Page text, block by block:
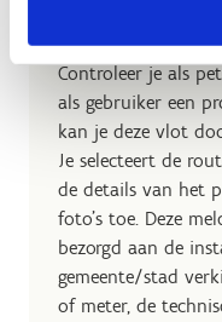
Controleer je als
als gebruiker een
kan je deze vlot
Je selecteert de
de details van het
foto's toe. Deze
bezorgd aan de
gemeente/stad
of meter, de